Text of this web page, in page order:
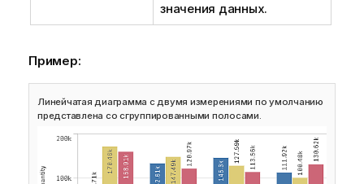
значения данных.
Пример:
Линейчатая диаграмма с двумя измерениями по умолчанию
представлена со сгруппированными полосами.